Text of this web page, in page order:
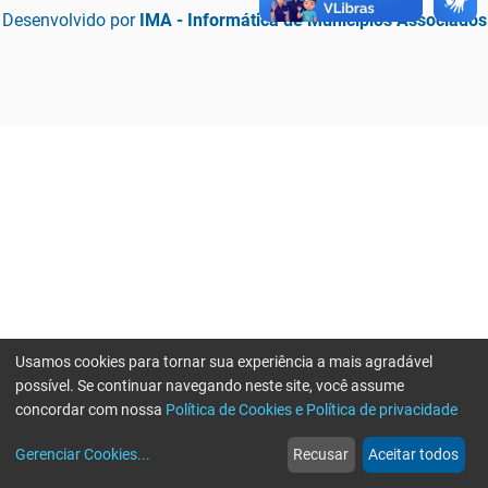
Desenvolvido por IMA - Informática de Municípios Associados
web
Notícias
more_horiz
Mais
Usamos cookies para tornar sua experiência a mais agradável
possível. Se continuar navegando neste site, você assume
concordar com nossa Política de Cookies e Política de privacidade
Gerenciar Cookies... Recusar Aceitar todos
Erro ao enviar informações, por favor tente novamente